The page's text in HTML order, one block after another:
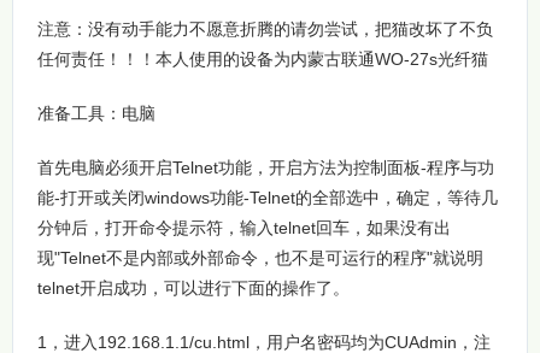
注意：没有动手能力不愿意折腾的请勿尝试，把猫改坏了不负
任何责任！！！本人使用的设备为内蒙古联通WO-27s光纤猫
准备工具：电脑
首先电脑必须开启Telnet功能，开启方法为控制面板-程序与功
能-打开或关闭windows功能-Telnet的全部选中，确定，等待几
分钟后，打开命令提示符，输入telnet回车，如果没有出
现"Telnet不是内部或外部命令，也不是可运行的程序"就说明
telnet开启成功，可以进行下面的操作了。
1，进入192.168.1.1/cu.html，用户名密码均为CUAdmin，注